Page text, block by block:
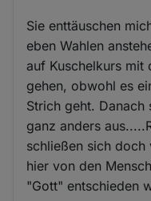
Sie enttäuschen
eben Wahlen
auf Kuschelkurs mit
gehen, obwohl es
Strich geht. Danach
ganz anders
schließen sich doch
hier von den
"Gott" entschieden